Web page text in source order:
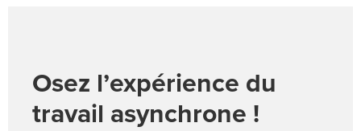
Osez l’expérience du
travail asynchrone !